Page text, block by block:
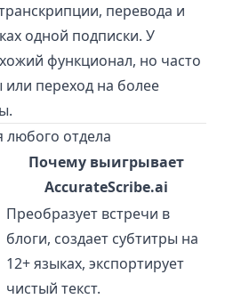
перевода и
одной подписки. У
функционал, но часто
переход на более
любого отдела
Почему выигрывает
AccurateScribe.ai
Преобразует встречи в
блоги, создает субтитры на
12+ языках, экспортирует
чистый текст.